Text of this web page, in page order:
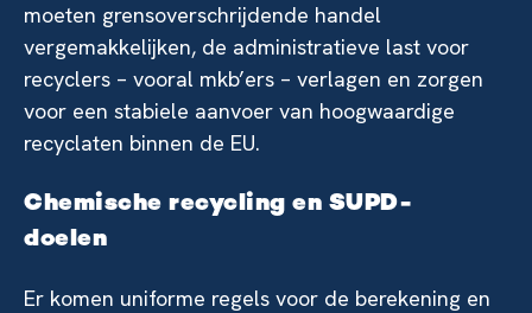
moeten grensoverschrijdende handel
vergemakkelijken, de administratieve last voor
recyclers – vooral mkb’ers – verlagen en zorgen
voor een stabiele aanvoer van hoogwaardige
recyclaten binnen de EU.
Chemische recycling en SUPD-
doelen
Er komen uniforme regels voor de berekening en